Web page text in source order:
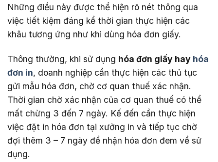
Những điều này được thể hiện rõ nét thông qua
việc tiết kiệm đáng kể thời gian thực hiện các
khâu tương ứng như khi dùng hóa đơn giấy.
Thông thường, khi sử dụng hóa đơn giấy hay hóa
đơn in, doanh nghiệp cần thực hiện các thủ tục
gửi mẫu hóa đơn, chờ cơ quan thuế xác nhận.
Thời gian chờ xác nhận của cơ quan thuế có thể
mất chừng 3 đến 7 ngày. Kế đến cần thực hiện
việc đặt in hóa đơn tại xưởng in và tiếp tục chờ
đợi thêm 3 – 7 ngày để nhận hóa đơn đem về sử
dụng.